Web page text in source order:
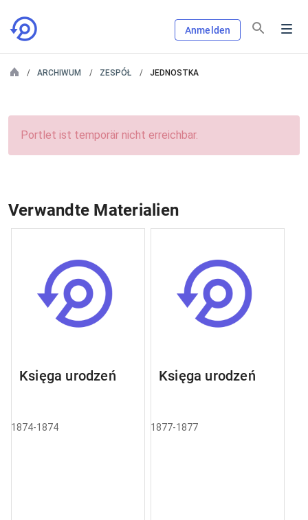
Anmelden
ARCHIWUM ZESPÓŁ JEDNOSTKA
Portlet ist temporär nicht erreichbar.
Verwandte Materialien
Księga urodzeń
1874-1874
Księga urodzeń
1877-1877